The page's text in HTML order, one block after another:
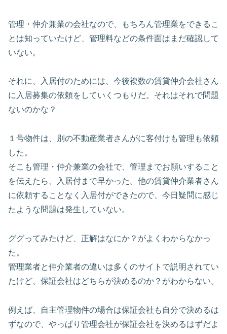
管理・仲介兼業の会社なので、もちろん管理業をできるこ
とは知っていたけど、管理料などの条件面はまだ確認して
いない。
それに、入居付のためには、今後複数の賃貸仲介会社さん
に入居募集の依頼をしていくつもりだ。それはそれで問題
ないのかな？
１号物件は、別の不動産業者さんがに客付けも管理も依頼
した。
そこも管理・仲介兼業の会社で、管理までお願いすること
を伝えたら、入居付まで早かった。他の賃貸仲介業者さん
に依頼することなく入居付ができたので、今日疑問に感じ
たような問題は発生していない。
ググってみたけど、正解はなにか？がよくわからなかっ
た。
管理業者と仲介業者の違いは多くのサイトで説明されてい
たけど、保証会社はどちらが決めるのか？がわからない。
例えば、自主管理物件の場合は保証会社も自分で決めるは
ずなので、やっぱり管理会社が保証会社を決めるはずだよ